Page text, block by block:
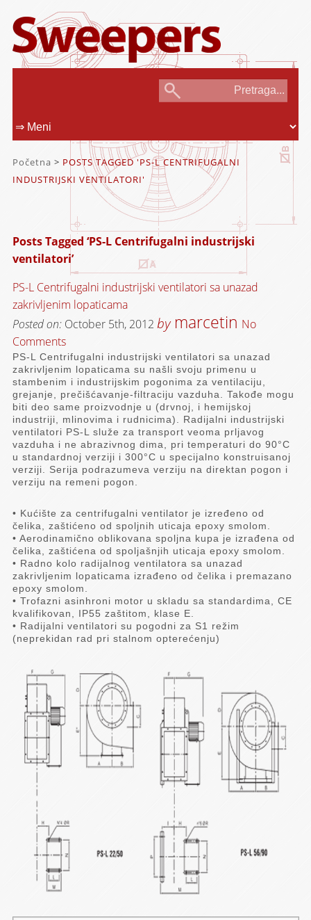
Početna > POSTS TAGGED 'PS-L CENTRIFUGALNI
INDUSTRIJSKI VENTILATORI'
Posts Tagged ‘PS-L Centrifugalni industrijski
ventilatori’
PS-L Centrifugalni industrijski ventilatori sa unazad
zakrivljenim lopaticama
Posted on: October 5th, 2012 by marcetin No
Comments
PS-L Centrifugalni industrijski ventilatori sa unazad
zakrivljenim lopaticama su našli svoju primenu u
stambenim i industrijskim pogonima za ventilaciju,
grejanje, prečišćavanje-filtraciju vazduha. Takođe mogu
biti deo same proizvodnje u (drvnoj, i hemijskoj
industriji, mlinovima i rudnicima). Radijalni industrijski
ventilatori PS-L služe za transport veoma prljavog
vazduha i ne abrazivnog dima, pri temperaturi do 90°C
u standardnoj verziji i 300°C u specijalno konstruisanoj
verziji. Serija podrazumeva verziju na direktan pogon i
verziju na remeni pogon.
• Kućište za centrifugalni ventilator je izređeno od
čelika, zaštićeno od spoljnih uticaja epoxy smolom.
• Aerodinamično oblikovana spoljna kupa je izrađena od
čelika, zaštićena od spoljašnjih uticaja epoxy smolom.
• Radno kolo radijalnog ventilatora sa unazad
zakrivljenim lopaticama izrađeno od čelika i premazano
epoxy smolom.
• Trofazni asinhroni motor u skladu sa standardima, CE
kvalifikovan, IP55 zaštitom, klase E.
• Radijalni ventilatori su pogodni za S1 režim
(neprekidan rad pri stalnom opterećenju)